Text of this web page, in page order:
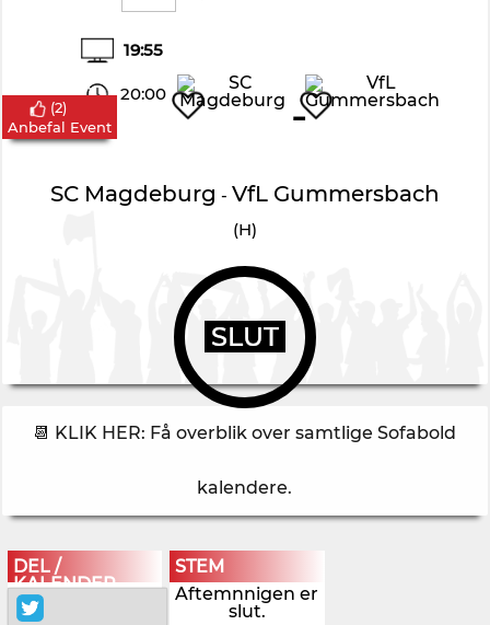
19:55
20:00 -
SC Magdeburg - VfL Gummersbach
(H)
SLUT
(2)
Anbefal Event
📆 KLIK HER: Få overblik over samtlige Sofabold
kalendere.
DEL /
KALENDER
STEM
Aftemnnigen er
slut.